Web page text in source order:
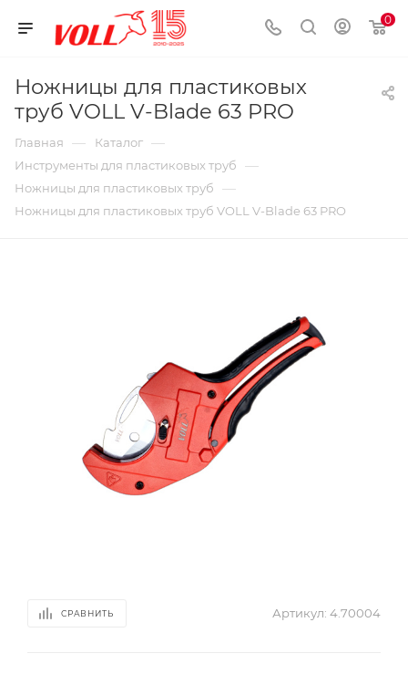
0
Ножницы для пластиковых
труб VOLL V-Blade 63 PRO
Главная — Каталог —
Инструменты для пластиковых труб —
Ножницы для пластиковых труб —
Ножницы для пластиковых труб VOLL V-Blade 63 PRO
СРАВНИТЬ Артикул: 4.70004